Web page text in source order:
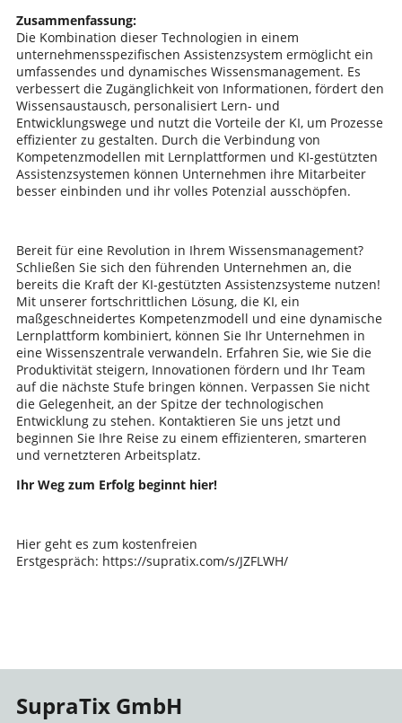
Zusammenfassung:
Die Kombination dieser Technologien in einem
unternehmensspezifischen Assistenzsystem ermöglicht ein
umfassendes und dynamisches Wissensmanagement. Es
verbessert die Zugänglichkeit von Informationen, fördert den
Wissensaustausch, personalisiert Lern- und
Entwicklungswege und nutzt die Vorteile der KI, um Prozesse
effizienter zu gestalten. Durch die Verbindung von
Kompetenzmodellen mit Lernplattformen und KI-gestützten
Assistenzsystemen können Unternehmen ihre Mitarbeiter
besser einbinden und ihr volles Potenzial ausschöpfen.
Bereit für eine Revolution in Ihrem Wissensmanagement?
Schließen Sie sich den führenden Unternehmen an, die
bereits die Kraft der KI-gestützten Assistenzsysteme nutzen!
Mit unserer fortschrittlichen Lösung, die KI, ein
maßgeschneidertes Kompetenzmodell und eine dynamische
Lernplattform kombiniert, können Sie Ihr Unternehmen in
eine Wissenszentrale verwandeln. Erfahren Sie, wie Sie die
Produktivität steigern, Innovationen fördern und Ihr Team
auf die nächste Stufe bringen können. Verpassen Sie nicht
die Gelegenheit, an der Spitze der technologischen
Entwicklung zu stehen. Kontaktieren Sie uns jetzt und
beginnen Sie Ihre Reise zu einem effizienteren, smarteren
und vernetzteren Arbeitsplatz.
Ihr Weg zum Erfolg beginnt hier!
Hier geht es zum kostenfreien
Erstgespräch: https://supratix.com/s/JZFLWH/
SupraTix GmbH